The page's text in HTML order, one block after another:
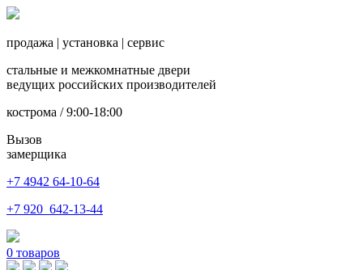
продажа | установка | сервис
стальные и межкомнатные двери
ведущих российских производителей
кострома / 9:00-18:00
Вызов
замерщика
+7 4942 64-10-64
+7 920 642-13-44
0 товаров